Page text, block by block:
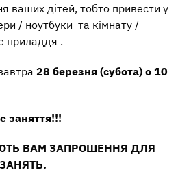
ваших дітей, тобто привести у
/ ноутбуки та кімнату /
приладдя .
28 березня (субота) о 10
заняття!!!
ВАМ ЗАПРОШЕННЯ ДЛЯ